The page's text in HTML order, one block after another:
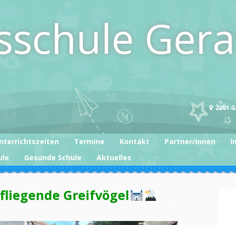
2201
Termine Kontakt Partner/innen
Gesunde Schule Aktuelles
Greifvögel